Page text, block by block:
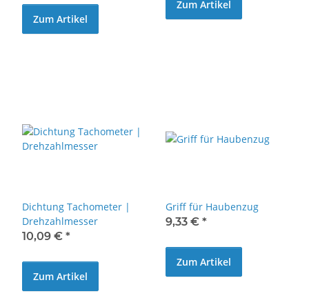
Zum Artikel
Zum Artikel
Dichtung Tachometer |
Drehzahlmesser
10,09 € *
Zum Artikel
Griff für Haubenzug
9,33 € *
Zum Artikel